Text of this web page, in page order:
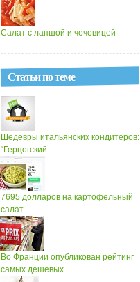
Салат с лапшой и чечевицей
Статьи по теме
Шедевры итальянских кондитеров:
“Герцогский...
7695 долларов на картофельный
салат
Во Франции опубликован рейтинг
самых дешевых...